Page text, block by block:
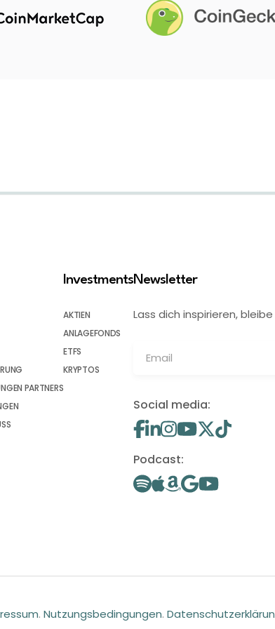
PARTNERS
Investments
AKTIEN
ANLAGEFONDS
ETFS
KRYPTOS
Newsletter
Lass dich inspirieren,
Social media:
Podcast:
. Nutzungsbedingungen.